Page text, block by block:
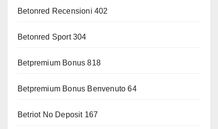
Betonred Recensioni 402
Betonred Sport 304
Betpremium Bonus 818
Betpremium Bonus Benvenuto 64
Betriot No Deposit 167